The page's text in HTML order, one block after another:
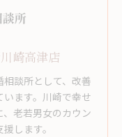
崎高津店
談所として、改善
ます。川崎で幸せ
老若男女のカウン
します。